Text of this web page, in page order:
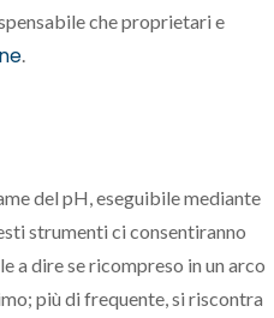
che proprietari e
.
del pH, eseguibile mediante
strumenti ci consentiranno
a dire se ricompreso in un arco
più di frequente, si riscontra